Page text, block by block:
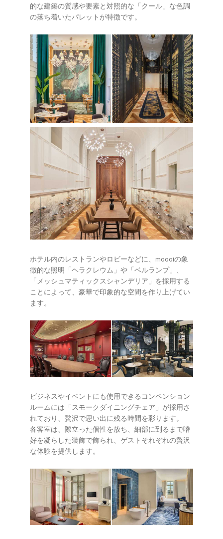
的な建築の質感や要素と対照的な「クール」な色調
の落ち着いたパレットが特徴です。
ホテル内のレストランやロビーなどに、moooiの象
徴的な照明「ヘラクレウム」や「ベルランプ」、
「メッシュマティックスシャンデリア」を採用する
ことによって、豪華で印象的な空間を作り上げてい
ます。
ビジネスやイベントにも使用できるコンベンション
ルームには「スモークダイニングチェア」が採用さ
れており、贅沢で思い出に残る時間を彩ります。
各客室は、際立った個性を放ち、細部に到るまで嗜
好を凝らした装飾で飾られ、ゲストそれぞれの贅沢
な体験を提供します。